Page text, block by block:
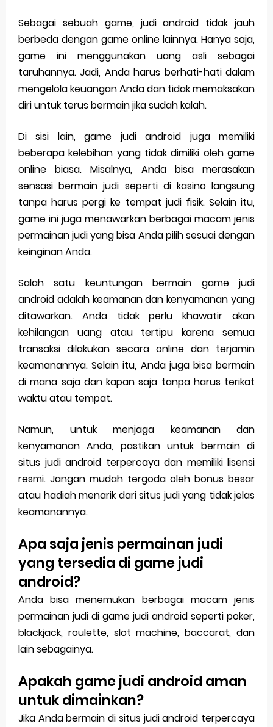
Sebagai sebuah game, judi android tidak jauh
berbeda dengan game online lainnya. Hanya saja,
game ini menggunakan uang asli sebagai
taruhannya. Jadi, Anda harus berhati-hati dalam
mengelola keuangan Anda dan tidak memaksakan
diri untuk terus bermain jika sudah kalah.
Di sisi lain, game judi android juga memiliki
beberapa kelebihan yang tidak dimiliki oleh game
online biasa. Misalnya, Anda bisa merasakan
sensasi bermain judi seperti di kasino langsung
tanpa harus pergi ke tempat judi fisik. Selain itu,
game ini juga menawarkan berbagai macam jenis
permainan judi yang bisa Anda pilih sesuai dengan
keinginan Anda.
Salah satu keuntungan bermain game judi
android adalah keamanan dan kenyamanan yang
ditawarkan. Anda tidak perlu khawatir akan
kehilangan uang atau tertipu karena semua
transaksi dilakukan secara online dan terjamin
keamanannya. Selain itu, Anda juga bisa bermain
di mana saja dan kapan saja tanpa harus terikat
waktu atau tempat.
Namun, untuk menjaga keamanan dan
kenyamanan Anda, pastikan untuk bermain di
situs judi android terpercaya dan memiliki lisensi
resmi. Jangan mudah tergoda oleh bonus besar
atau hadiah menarik dari situs judi yang tidak jelas
keamanannya.
Apa saja jenis permainan judi
yang tersedia di game judi
android?
Anda bisa menemukan berbagai macam jenis
permainan judi di game judi android seperti poker,
blackjack, roulette, slot machine, baccarat, dan
lain sebagainya.
Apakah game judi android aman
untuk dimainkan?
Jika Anda bermain di situs judi android terpercaya